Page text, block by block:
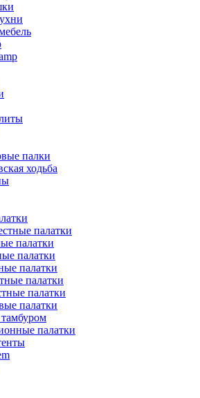
палки
ходьба
палатки
палатки
палатки
палатки
палатки
палатки
палатки
палатки